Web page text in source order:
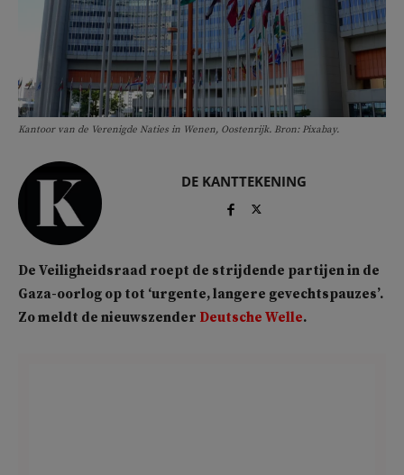
Kantoor van de Verenigde Naties in Wenen, Oostenrijk. Bron: Pixabay.
DE KANTTEKENING
De Veiligheidsraad roept de strijdende partijen in de
Gaza-oorlog op tot ‘urgente, langere gevechtspauzes’.
Zo meldt de nieuwszender Deutsche Welle.